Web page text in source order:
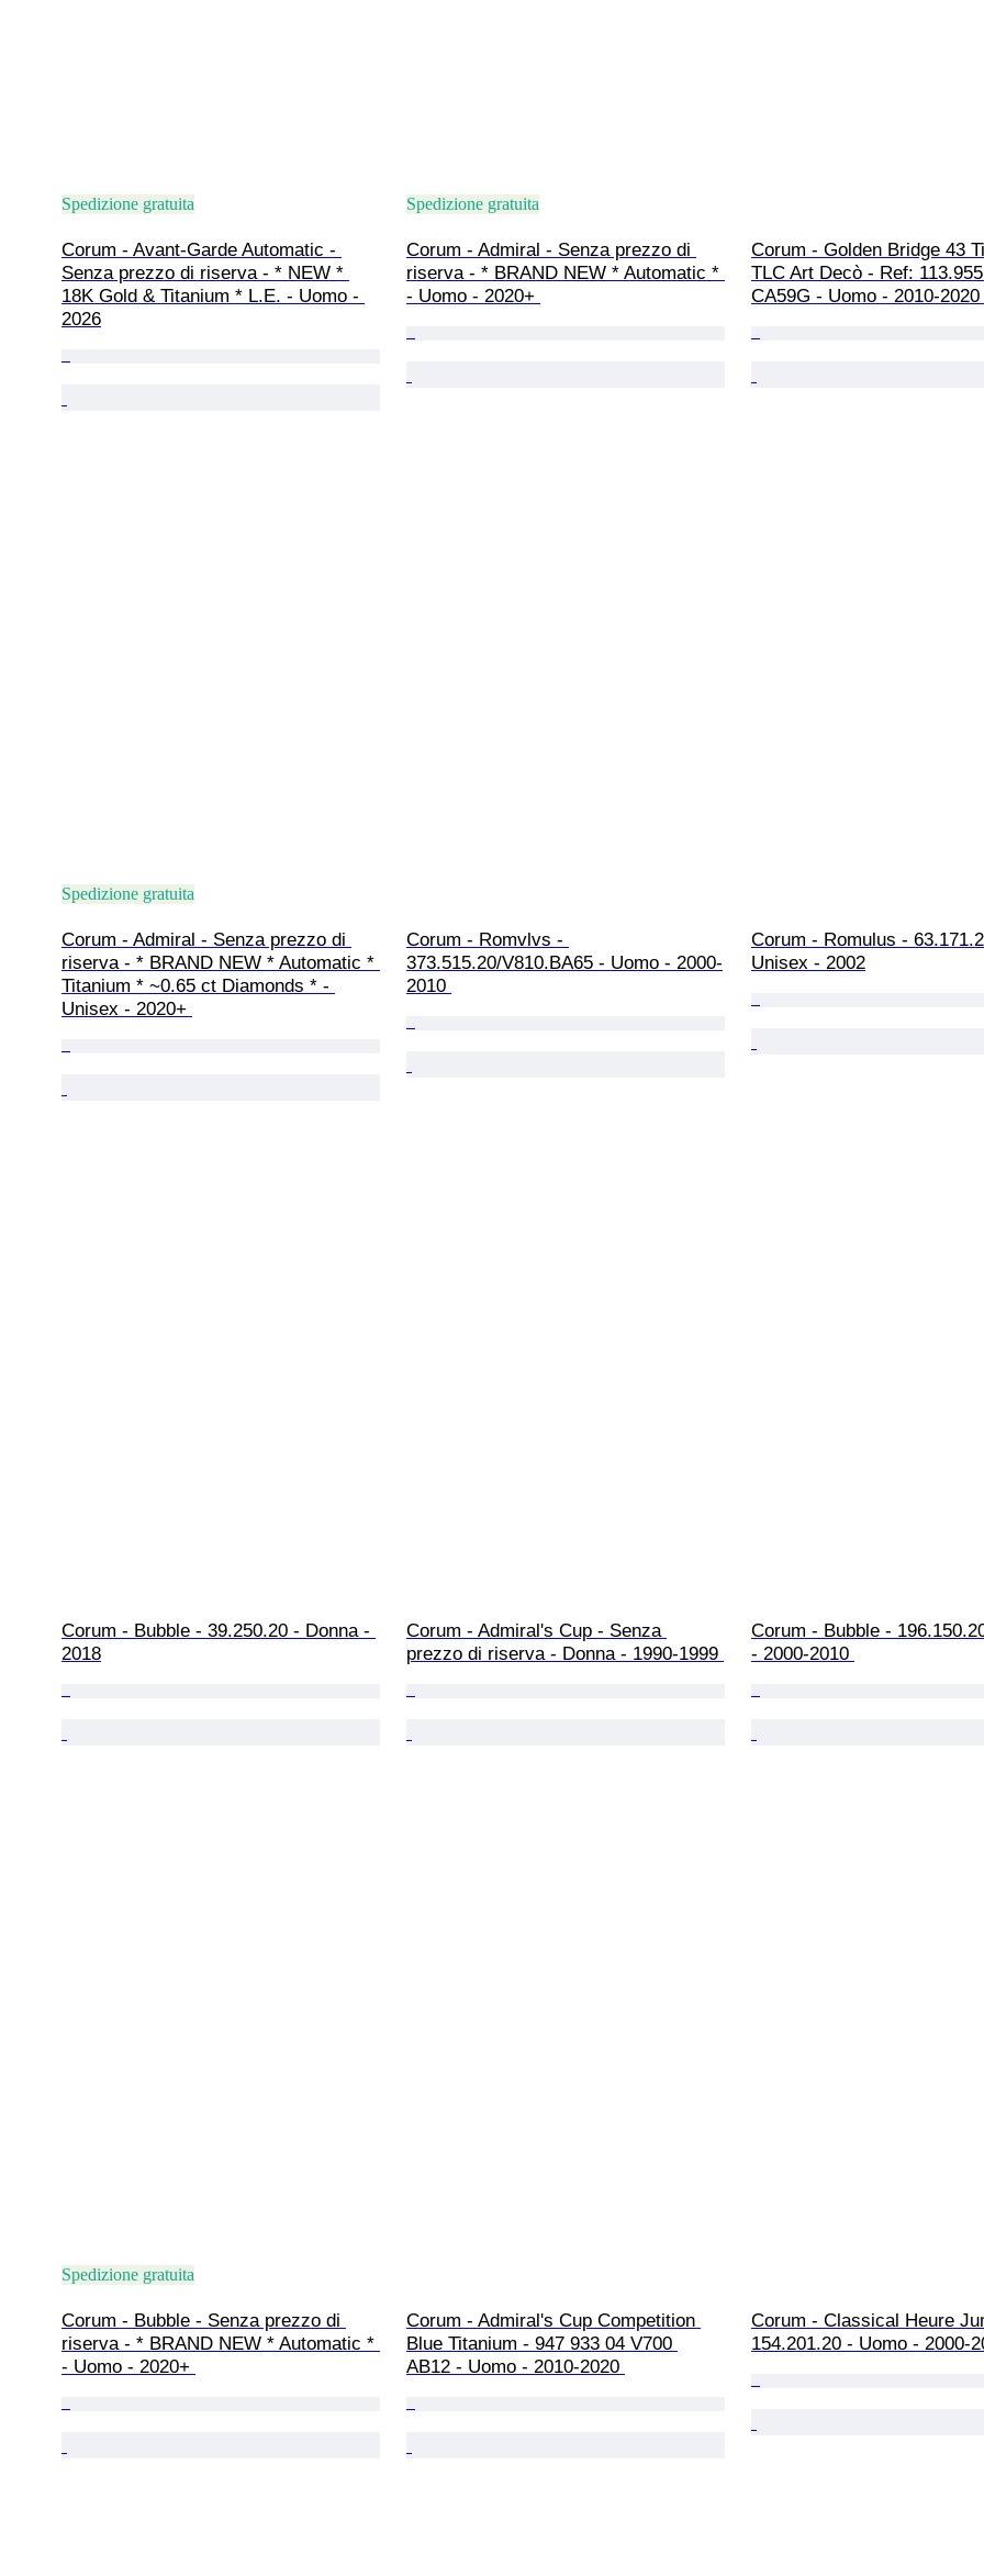
Spedizione gratuita
Corum - Avant-Garde Automatic -
Senza prezzo di riserva - * NEW *
18K Gold & Titanium * L.E. - Uomo -
2026
Spedizione gratuita
Corum - Admiral - Senza prezzo di
riserva - * BRAND NEW * Automatic *
- Uomo - 2020+
Corum - Golden Bridge 43
TLC Art Decò - Ref:
CA59G - Uomo - 2010-2020
Spedizione gratuita
Corum - Admiral - Senza prezzo di
riserva - * BRAND NEW * Automatic *
Titanium * ~0.65 ct Diamonds * -
Unisex - 2020+
Corum - Romvlvs -
373.515.20/V810.BA65 - Uomo - 2000-
2010
Corum - Romulus -
Unisex - 2002
Corum - Bubble - 39.250.20 - Donna -
2018
Corum - Admiral's Cup - Senza
prezzo di riserva - Donna - 1990-1999
Corum - Bubble -
- 2000-2010
Spedizione gratuita
Corum - Bubble - Senza prezzo di
riserva - * BRAND NEW * Automatic *
- Uomo - 2020+
Corum - Admiral's Cup Competition
Blue Titanium - 947 933 04 V700
AB12 - Uomo - 2010-2020
Corum - Classical Heure
154.201.20 - Uomo - 2000-